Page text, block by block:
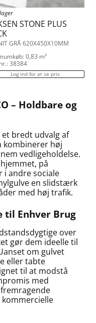
STONE PLUS
GRÅ 620X450X10MM
0,83 m²
38384
Log ind for at se pris
– Holdbare og
et bredt udvalg af
kombinerer høj
vedligeholdelse.
på
i andre sociale
en slidstærk
med høj trafik.
til Enhver Brug
over
gør dem ideelle til
om gulvet
eller tabte
til at modstå
med